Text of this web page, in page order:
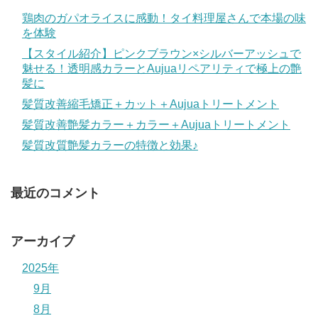
鶏肉のガパオライスに感動！タイ料理屋さんで本場の味
を体験
【スタイル紹介】ピンクブラウン×シルバーアッシュで
魅せる！透明感カラーとAujuaリペアリティで極上の艶
髪に
髪質改善縮毛矯正＋カット＋Aujuaトリートメント
髪質改善艶髪カラー＋カラー＋Aujuaトリートメント
髪質改質艶髪カラーの特徴と効果♪
最近のコメント
アーカイブ
2025年
9月
8月